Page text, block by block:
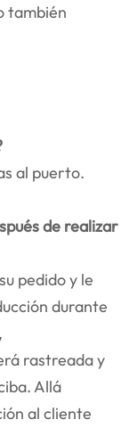
también
al puerto.
de realizar
pedido y le
durante
rastreada y
Allá
al cliente